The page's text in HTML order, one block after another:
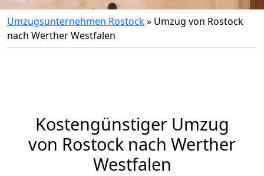
Umzugsunternehmen Rostock» Umzug von Rostock
nach Werther Westfalen
Kostengünstiger Umzug
von Rostock nach Werther
Westfalen